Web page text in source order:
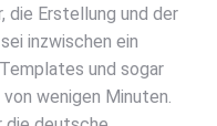
die Erstellung und der
inzwischen ein
und sogar
wenigen Minuten.